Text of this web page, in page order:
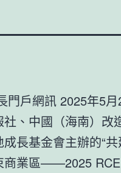
門戶網訊 2025年5
、中國（海南）改
長基金會主辦的“
商業區——2025